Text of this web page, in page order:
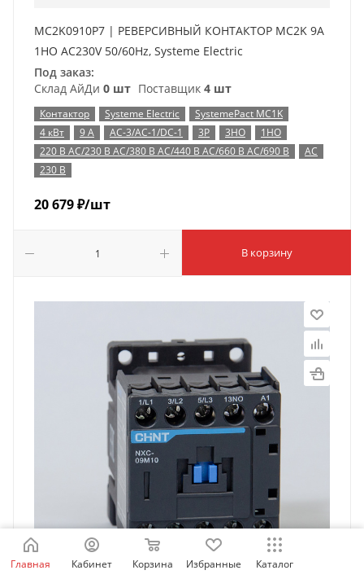
MC2K0910P7 | РЕВЕРСИВНЫЙ КОНТАКТОР MC2K 9A
1НО AC230V 50/60Hz, Systeme Electric
Под заказ:
Склад АйДи 0 шт Поставщик 4 шт
Контактор Systeme Electric
SystemePact MC1K
4 кВт
9 А AC-3/AC-1/DC-1 3P 3НО
1НО
220 В AC/230 В AC/380 В AC/440 В AC/660 В AC/690 В
AC
230 В
20 679₽/шт
В корзину
Главная Кабинет Корзина Избранные Каталог